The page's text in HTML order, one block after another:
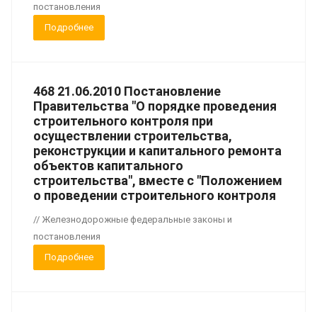
постановления
Подробнее
468 21.06.2010 Постановление
Правительства "О порядке проведения
строительного контроля при
осуществлении строительства,
реконструкции и капитального ремонта
объектов капитального
строительства", вместе с "Положением
о проведении строительного контроля
// Железнодорожные федеральные законы и
постановления
Подробнее